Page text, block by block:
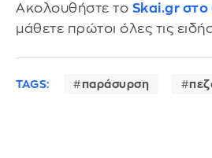
Ακολουθήστε το Skai.gr στο
μάθετε πρώτοι όλες τις
TAGS: παράσυρση